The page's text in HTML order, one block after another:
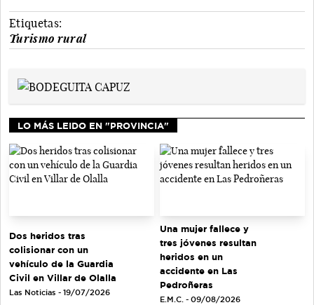
Etiquetas:
Turismo rural
LO MÁS LEIDO EN "PROVINCIA"
Dos heridos tras
colisionar con un
vehículo de la Guardia
Civil en Villar de Olalla
Las Noticias - 19/07/2026
Una mujer fallece y
tres jóvenes resultan
heridos en un
accidente en Las
Pedroñeras
E.M.C. - 09/08/2026